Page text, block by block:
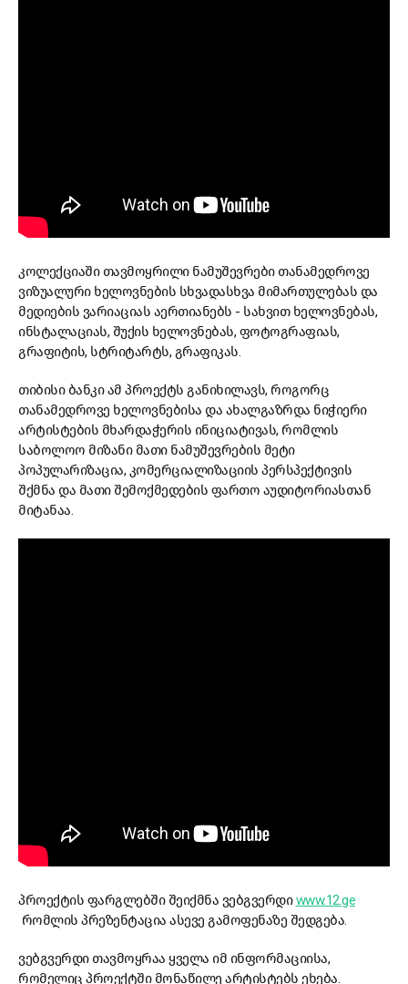
კოლექციაში თავმოყრილი ნამუშევრები თანამედროვე
ვიზუალური ხელოვნების სხვადასხვა მიმართულებას და
მედიების ვარიაციას აერთიანებს - სახვით ხელოვნებას,
ინსტალაციას, შუქის ხელოვნებას, ფოტოგრაფიას,
გრაფიტის, სტრიტარტს, გრაფიკას.
თიბისი ბანკი ამ პროექტს განიხილავს, როგორც
თანამედროვე ხელოვნებისა და ახალგაზრდა ნიჭიერი
არტისტების მხარდაჭერის ინიციატივას, რომლის
საბოლოო მიზანი მათი ნამუშევრების მეტი
პოპულარიზაცია, კომერციალიზაციის პერსპექტივის
შქმნა და მათი შემოქმედების ფართო აუდიტორიასთან
მიტანაა.
პროექტის ფარგლებში შეიქმნა ვებგვერდიwww.12.ge
რომლის პრეზენტაცია ასევე გამოფენაზე შედგება.
ვებგვერდი თავმოყრაა ყველა იმ ინფორმაციისა,
რომელიც პროექტში მონაწილე არტისტებს ეხება.